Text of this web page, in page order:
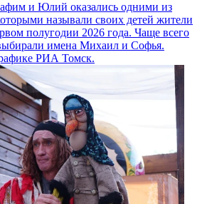
и Юлий оказались одними из
называли своих детей жители
полугодии 2026 года. Чаще всего
имена Михаил и Софья.
РИА Томск.